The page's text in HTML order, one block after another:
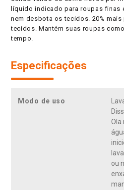
líquido indicado para roupas finas
nem desbota os tecidos. 20%
tecidos. Mantém suas roupas
tempo.
Especificações
Modo de uso
Ola
ou